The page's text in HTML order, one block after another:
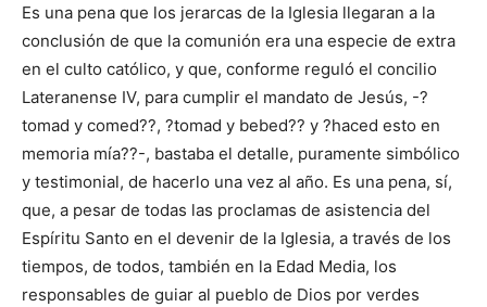
Es una pena que los jerarcas de la Iglesia llegaran a la
conclusión de que la comunión era una especie de extra
en el culto católico, y que, conforme reguló el concilio
Lateranense IV, para cumplir el mandato de Jesús, -?
tomad y comed??, ?tomad y bebed?? y ?haced esto en
memoria mía??-, bastaba el detalle, puramente simbólico
y testimonial, de hacerlo una vez al año. Es una pena, sí,
que, a pesar de todas las proclamas de asistencia del
Espíritu Santo en el devenir de la Iglesia, a través de los
tiempos, de todos, también en la Edad Media, los
responsables de guiar al pueblo de Dios por verdes